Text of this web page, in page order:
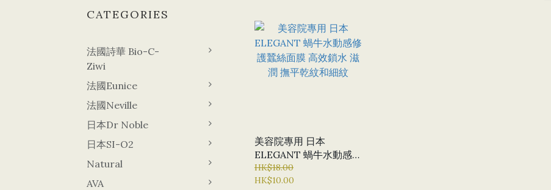
CATEGORIES
法國詩華 Bio-C-
Ziwi
法國Eunice
法國Neville
日本Dr Noble
日本SI-O2
Natural
AVA
美容院專用 日本
ELEGANT 蝸牛水動感修
護蠶絲面膜 高效鎖水 滋
潤 撫平乾紋和細紋
HK$18.00
HK$10.00